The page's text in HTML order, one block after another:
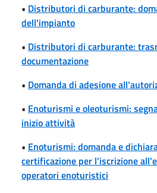
• Distributori di carburante:
dell'impianto
• Distributori di carburante:
documentazione
• Domanda di adesione
• Enoturismi e oleoturismi:
inizio attività
• Enoturismi: domanda e
certificazione per l’iscrizione
operatori enoturistici